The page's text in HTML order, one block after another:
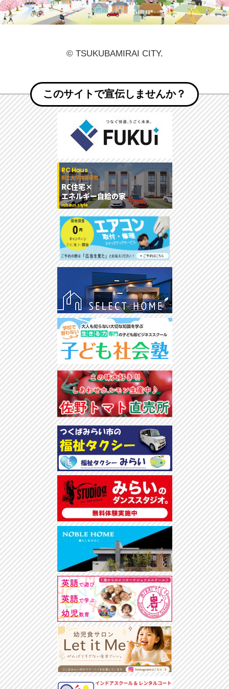
© TSUKUBAMIRAI CITY.
このサイトで宣伝しませんか？